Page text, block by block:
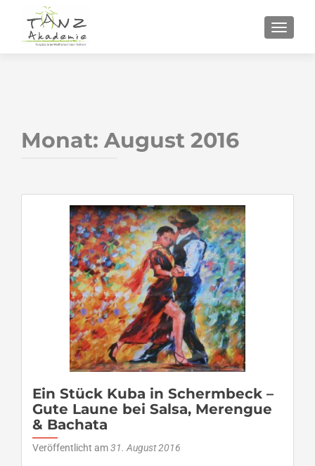
Monat: August 2016
Ein Stück Kuba in Schermbeck –
Gute Laune bei Salsa, Merengue
& Bachata
Veröffentlicht am31. August 2016